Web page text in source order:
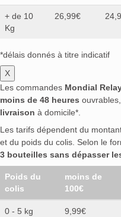
+ de 10
Kg
26,99€
*délais donnés à titre indicatif
X
Les commandes Mondial
moins de 48 heures
livraison à domicile*.
Les tarifs dépendent du
et du poids du colis. Selon le
3 bouteilles sans dépasser
Poids du
colis
moins de
100€
0 - 5 kg 9,99€